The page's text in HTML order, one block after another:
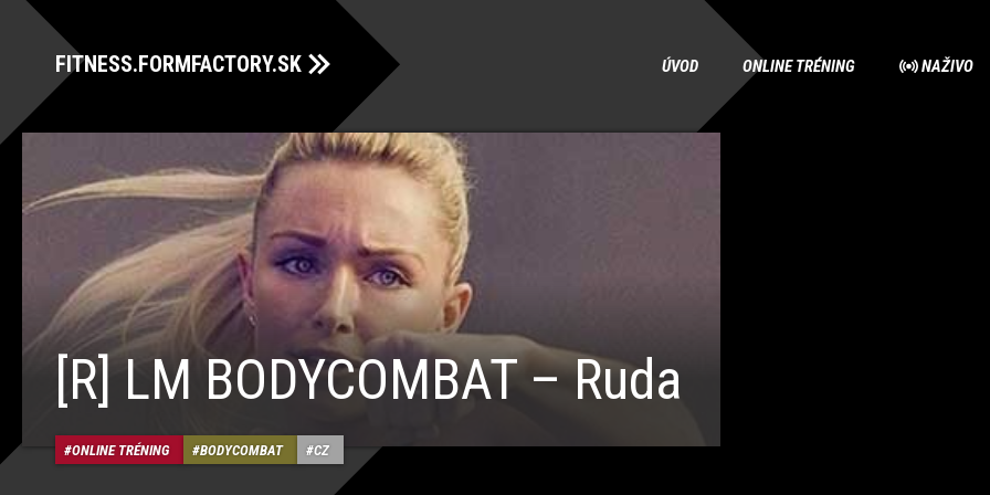
FITNESS.FORMFACTORY.SK ÚVOD ONLINE TRÉNING NAŽIVO
[R] LM BODYCOMBAT – Ruda
ONLINE TRÉNING BODYCOMBAT CZ